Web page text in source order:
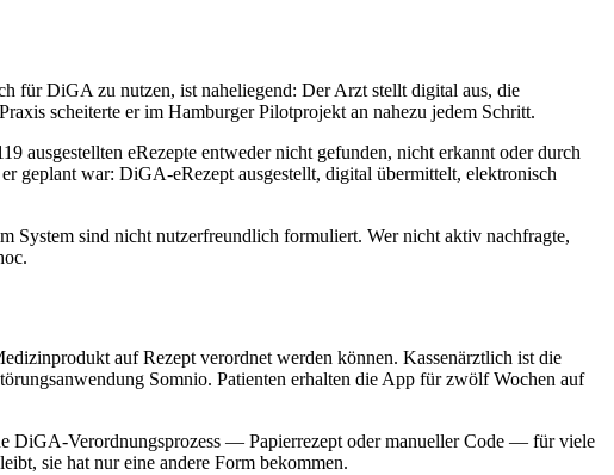
für DiGA zu nutzen, ist naheliegend: Der Arzt stellt digital aus, die
scheiterte er im Hamburger Pilotprojekt an nahezu jedem Schritt.
eRezepte entweder nicht gefunden, nicht erkannt oder durch
geplant war: DiGA-eRezept ausgestellt, digital übermittelt, elektronisch
System sind nicht nutzerfreundlich formuliert. Wer nicht aktiv nachfragte,
auf Rezept verordnet werden können. Kassenärztlich ist die
Somnio. Patienten erhalten die App für zwölf Wochen auf
DiGA-Verordnungsprozess — Papierrezept oder manueller Code — für viele
sie hat nur eine andere Form bekommen.